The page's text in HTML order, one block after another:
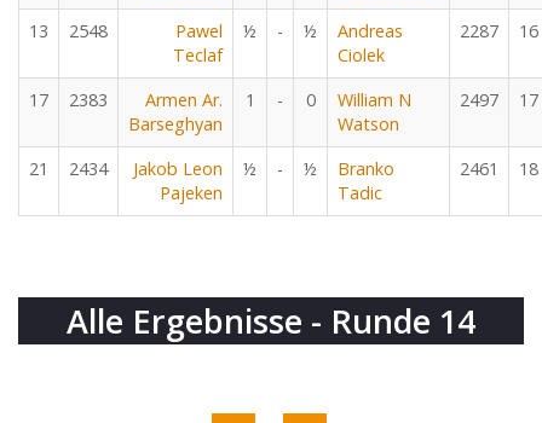
13 2548
Pawel
Teclaf
½ - ½
Andreas
Ciolek
2287 16
17 2383
Armen Ar.
Barseghyan
1 - 0
William N
Watson
2497 17
21 2434
Jakob Leon
Pajeken
½ - ½
Branko
Tadic
2461 18
Alle Ergebnisse - Runde 14